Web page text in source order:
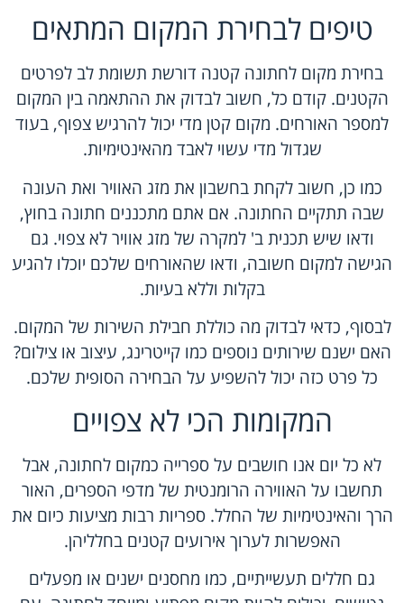
טיפים לבחירת המקום המתאים
בחירת מקום לחתונה קטנה דורשת תשומת לב לפרטים
הקטנים. קודם כל, חשוב לבדוק את ההתאמה בין המקום
למספר האורחים. מקום קטן מדי יכול להרגיש צפוף, בעוד
שגדול מדי עשוי לאבד מהאינטימיות.
כמו כן, חשוב לקחת בחשבון את מזג האוויר ואת העונה
שבה תתקיים החתונה. אם אתם מתכננים חתונה בחוץ,
ודאו שיש תכנית ב' למקרה של מזג אוויר לא צפוי. גם
הגישה למקום חשובה, ודאו שהאורחים שלכם יוכלו להגיע
בקלות וללא בעיות.
לבסוף, כדאי לבדוק מה כוללת חבילת השירות של המקום.
האם ישנם שירותים נוספים כמו קייטרינג, עיצוב או צילום?
כל פרט כזה יכול להשפיע על הבחירה הסופית שלכם.
המקומות הכי לא צפויים
לא כל יום אנו חושבים על ספרייה כמקום לחתונה, אבל
תחשבו על האווירה הרומנטית של מדפי הספרים, האור
הרך והאינטימיות של החלל. ספריות רבות מציעות כיום את
האפשרות לערוך אירועים קטנים בחלליהן.
גם חללים תעשייתיים, כמו מחסנים ישנים או מפעלים